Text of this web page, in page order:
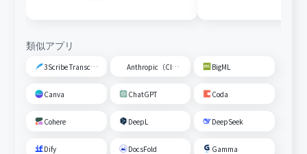
類似アプリ
3Scribe Transcription Anthropic（Claude） BigML
Canva ChatGPT Coda
Cohere DeepL DeepSeek
Dify DocsFold Gamma